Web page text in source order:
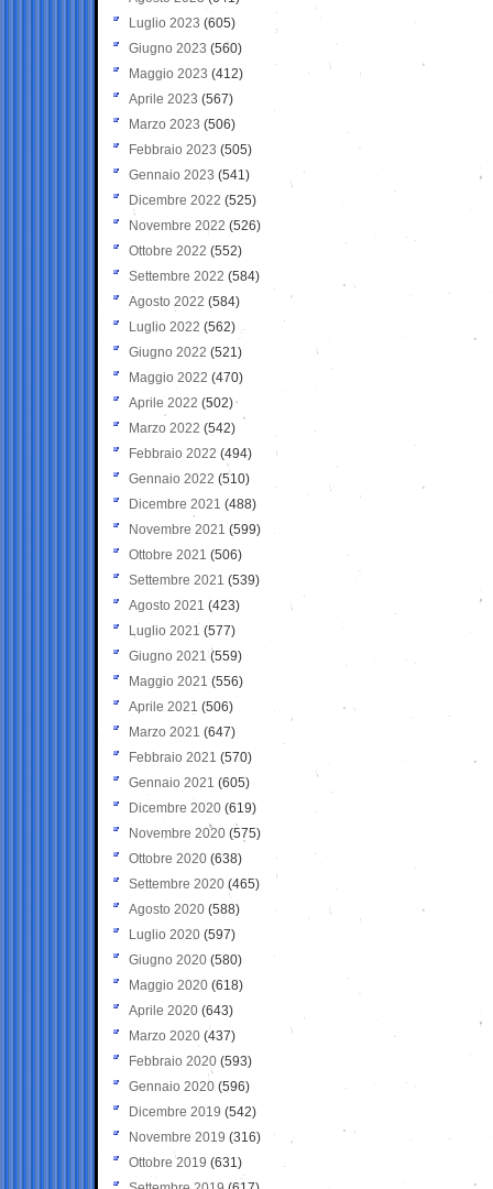
Luglio 2023 (605)
Giugno 2023 (560)
Maggio 2023 (412)
Aprile 2023 (567)
Marzo 2023 (506)
Febbraio 2023 (505)
Gennaio 2023 (541)
Dicembre 2022 (525)
Novembre 2022 (526)
Ottobre 2022 (552)
Settembre 2022 (584)
Agosto 2022 (584)
Luglio 2022 (562)
Giugno 2022 (521)
Maggio 2022 (470)
Aprile 2022 (502)
Marzo 2022 (542)
Febbraio 2022 (494)
Gennaio 2022 (510)
Dicembre 2021 (488)
Novembre 2021 (599)
Ottobre 2021 (506)
Settembre 2021 (539)
Agosto 2021 (423)
Luglio 2021 (577)
Giugno 2021(559)
Maggio 2021 (556)
Aprile 2021 (506)
Marzo 2021 (647)
Febbraio 2021 (570)
Gennaio 2021 (605)
Dicembre 2020 (619)
Novembre 2020 (575)
Ottobre 2020 (638)
Settembre 2020(465)
Agosto 2020 (588)
Luglio 2020 (597)
Giugno 2020 (580)
Maggio 2020 (618)
Aprile 2020 (643)
Marzo 2020 (437)
Febbraio 2020 (593)
Gennaio 2020 (596)
Dicembre 2019 (542)
Novembre 2019 (316)
Ottobre 2019 (631)